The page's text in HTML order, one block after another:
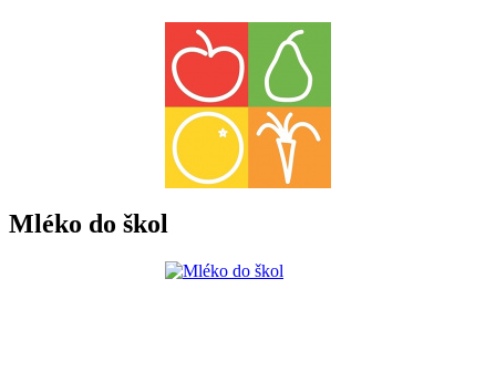
Mléko do škol